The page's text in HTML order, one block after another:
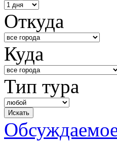
Откуда
Куда
Тип тура